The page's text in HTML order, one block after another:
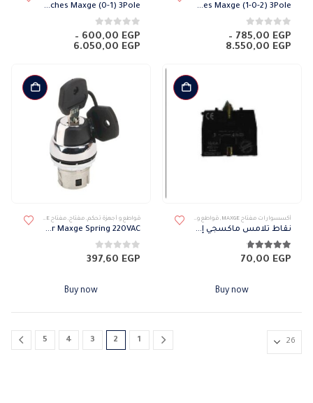
من
الأشكال
المختلفة
Rotary Isolator Switches Maxge (1-0-2) 3Pole
0من 5 785,00 EGP
–
8.550,00 EGP
من
الأشكال
المختلفة
الخيارات
Rotary Isolator Switches Maxge (0-1) 3Pole
0من 5 600,00 EGP
–
6.050,00 EGP
خلال
أكسسوارات مفتاح MAXGE , قواطع و أجهزة تحكم مفتاح MAXGE
نقاط تلامس ماكسجي إضافية
4.67من 5
70,00 EGP
Buy now
قواطع و أجهزة تحكم , مفتاح , مفتاح MAXGE
Metal IIIuminated Selector Maxge Spring 220VAC
0من 5 397,60 EGP
Buy now
1
2
3
4
5